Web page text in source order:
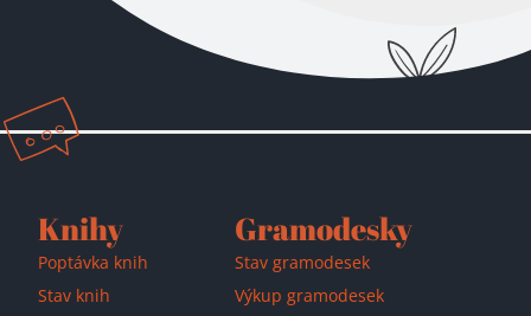
Knihy
Poptávka knih
Stav knih
Gramodesky
Stav gramodesek
Výkup gramodesek